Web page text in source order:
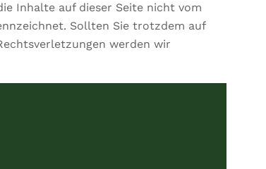
Inhalte auf dieser Seite nicht vom
Sollten Sie trotzdem auf
werden wir